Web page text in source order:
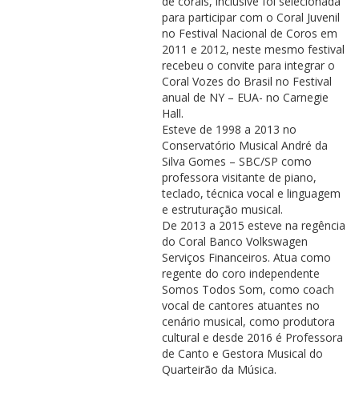
para participar com o Coral Juvenil
no Festival Nacional de Coros em
2011 e 2012, neste mesmo festival
recebeu o convite para integrar o
Coral Vozes do Brasil no Festival
anual de NY – EUA- no Carnegie
Hall.
Esteve de 1998 a 2013 no
Conservatório Musical André da
Silva Gomes – SBC/SP como
professora visitante de piano,
teclado, técnica vocal e linguagem
e estruturação musical.
De 2013 a 2015 esteve na regência
do Coral Banco Volkswagen
Serviços Financeiros. Atua como
regente do coro independente
Somos Todos Som, como coach
vocal de cantores atuantes no
cenário musical, como produtora
cultural e desde 2016 é Professora
de Canto e Gestora Musical do
Quarteirão da Música.